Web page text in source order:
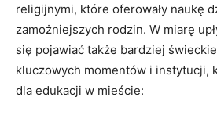
religijnymi, które oferowały naukę
zamożniejszych rodzin. W miarę
się pojawiać także bardziej
kluczowych momentów i instytucji,
dla edukacji w mieście: